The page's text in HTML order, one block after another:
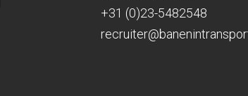
+31 (0)23-5482548